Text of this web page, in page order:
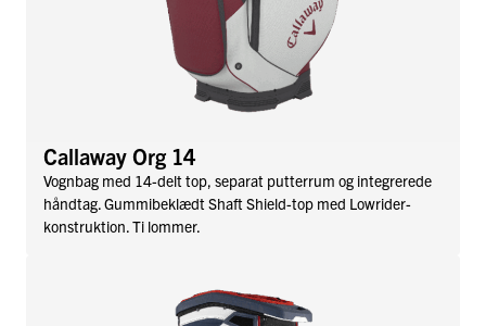
Callaway Org 14
Vognbag med 14-delt top, separat putterrum og integrerede
håndtag. Gummibeklædt Shaft Shield-top med Lowrider-
konstruktion. Ti lommer.